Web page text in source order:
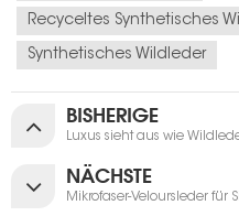
Recyceltes Synthetisches
Synthetisches Wildleder
BISHERIGE
Luxus sieht aus wie
NÄCHSTE
Mikrofaser-Veloursleder für